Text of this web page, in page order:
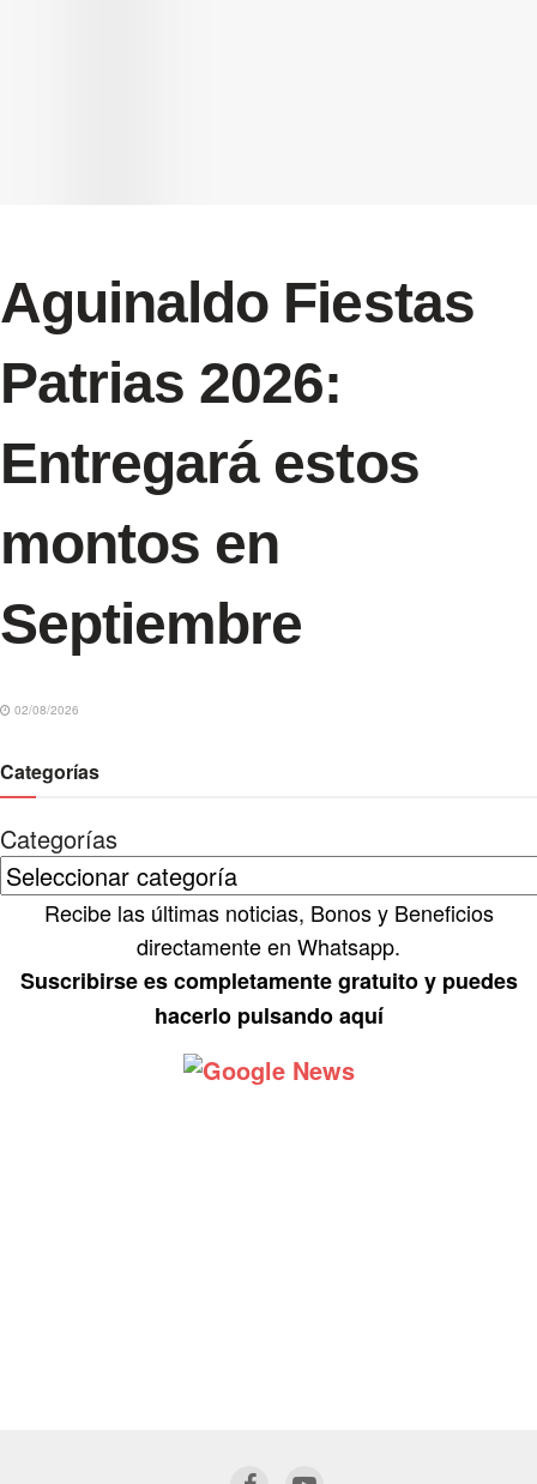
Aguinaldo Fiestas
Patrias 2026:
Entregará estos
montos en
Septiembre
02/08/2026
Categorías
Categorías
Recibe las últimas noticias, Bonos y Beneficios
directamente en Whatsapp.
Suscribirse es completamente gratuito y puedes
hacerlo pulsando aquí